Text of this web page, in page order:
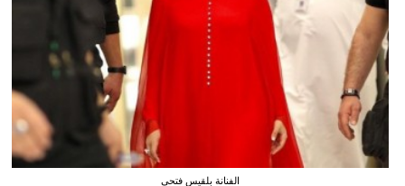
الفنانة بلقيس فتحي